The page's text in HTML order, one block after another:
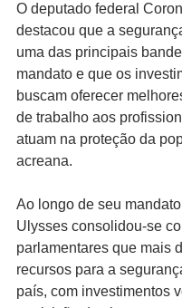
O deputado federal
destacou que a
uma das principais
mandato e que os
buscam oferecer
de trabalho aos
atuam na proteção da
acreana.
Ao longo de seu
Ulysses consolidou-se
parlamentares que mais
recursos para a
país, com investimentos